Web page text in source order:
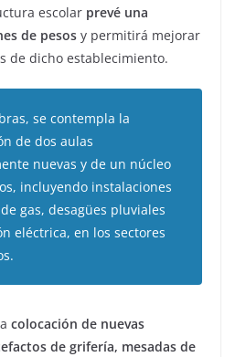
escolar prevé una
de pesos y permitirá mejorar
de dicho establecimiento.
se contempla la
de dos aulas
nuevas y de un núcleo
incluyendo instalaciones
gas, desagües pluviales
eléctrica, en los sectores
colocación de nuevas
de grifería, mesadas de